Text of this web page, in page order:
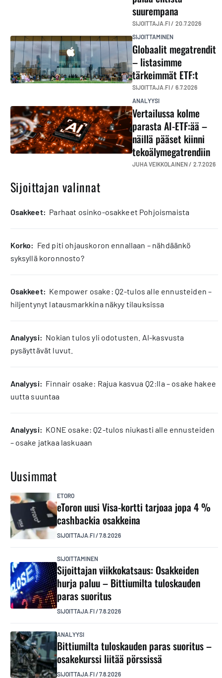
suurempana
SIJOITTAJA.FI / 20.7.2026
SIJOITTAMINEN
Globaalit megatrendit
– listasimme
tärkeimmät ETF:t
SIJOITTAJA.FI / 6.7.2026
ANALYYSI
Vertailussa kolme
parasta AI-ETF:ää –
näillä pääset kiinni
tekoälymegatrendiin
JUHA VEIKKOLAINEN / 2.7.2026
Sijoittajan valinnat
osakkeet: Parhaat osinko-osakkeet Pohjoismaista
korko: Fed piti ohjauskoron ennallaan – nähdäänkö
syksyllä koronnosto?
osakkeet: Kempower osake: Q2-tulos alle ennusteiden –
hiljentynyt latausmarkkina näkyy tilauksissa
analyysi: Nokian tulos yli odotusten. AI-kasvusta
pysäyttävät luvut.
analyysi: Finnair osake: Rajua kasvua Q2:lla – osake hakee
uutta suuntaa
analyysi: KONE osake: Q2-tulos niukasti alle ennusteiden
– osake jatkaa laskuaan
Uusimmat
ETORO
eToron uusi Visa-kortti tarjoaa jopa 4 %
cashbackia osakkeina
SIJOITTAJA.FI/7.8.2026
SIJOITTAMINEN
Sijoittajan viikkokatsaus: Osakkeiden
hurja paluu – Bittiumilta tuloskauden
paras suoritus
SIJOITTAJA.FI/7.8.2026
ANALYYSI
Bittiumilta tuloskauden paras suoritus –
osakekurssi liitää pörssissä
SIJOITTAJA.FI/7.8.2026